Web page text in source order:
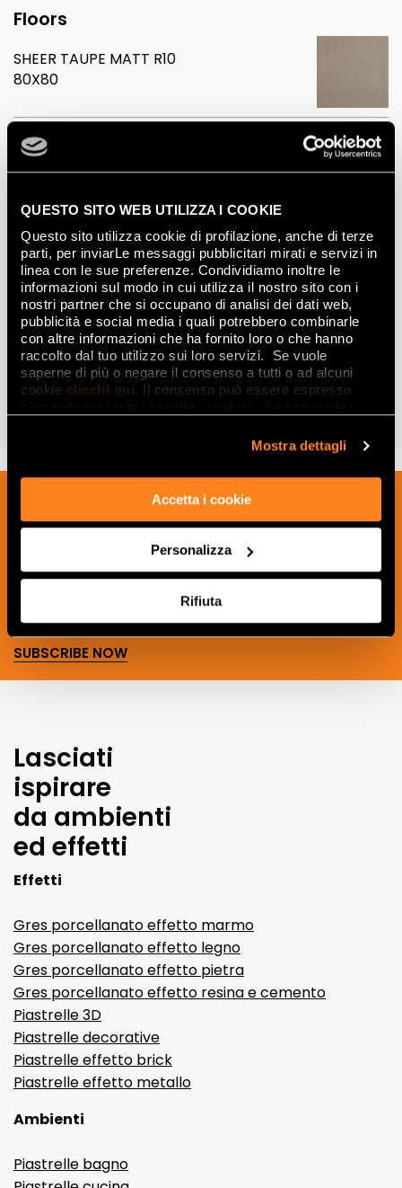
QUESTO SITO WEB UTILIZZA I COOKIE
Questo sito utilizza cookie di profilazione, anche di terze
parti, per inviarLe messaggi pubblicitari mirati e servizi in
linea con le sue preferenze. Condividiamo inoltre le
informazioni sul modo in cui utilizza il nostro sito con i
nostri partner che si occupano di analisi dei dati web,
pubblicità e social media i quali potrebbero combinarle
con altre informazioni che ha fornito loro o che hanno
raccolto dal tuo utilizzo sui loro servizi. Se vuole
saperne di più o negare il consenso a tutti o ad alcuni
cookie clicchi qui. Il consenso può essere espresso
Mostra dettagli
Accetta i cookie
Personalizza
Rifiuta
Floors
SHEER TAUPE MATT R10
80X80
FAP EXXTRA 80X160
Sign up to our newsletter to receive
news, updates and ideas creatives from
the world of ceramics and interior
design.
SUBSCRIBE NOW
Lasciati
ispirare
da ambienti
ed effetti
Effetti
Gres porcellanato effetto marmo
Gres porcellanato effetto legno
Gres porcellanato effetto pietra
Gres porcellanato effetto resina e cemento
Piastrelle 3D
Piastrelle decorative
Piastrelle effetto brick
Piastrelle effetto metallo
Ambienti
Piastrelle bagno